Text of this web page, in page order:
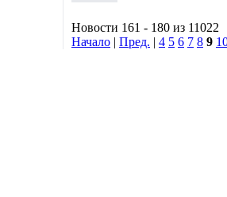
Новости 161 - 180 из 11022
Начало | Пред. | 4 5 6 7 8 9